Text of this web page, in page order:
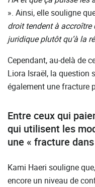
». Ainsi, elle souligne
droit tendent à accroître
juridique plutôt qu’à la
Cependant, au-delà de
Liora Israël, la question
également une fracture
Entre ceux qui
qui utilisent les
une « fracture
Kami Haeri souligne
encore un niveau de